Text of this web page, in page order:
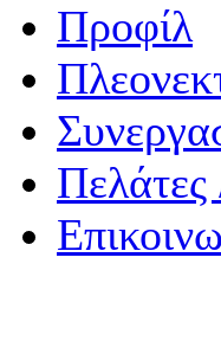
Προφίλ
Πελάτες